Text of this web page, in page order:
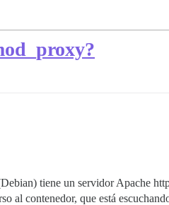
tiene un servidor Apache
al contenedor, que está